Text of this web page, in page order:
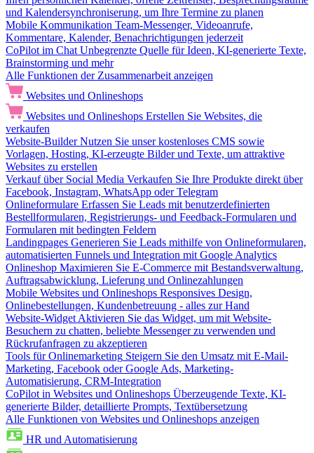
und Kalendersynchroniserung, um Ihre Termine zu planen
Mobile Kommunikation Team-Messenger, Videoanrufe,
Kommentare, Kalender, Benachrichtigungen jederzeit
CoPilot im Chat Unbegrenzte Quelle für Ideen, KI-generierte Texte,
Brainstorming und mehr
Alle Funktionen der Zusammenarbeit anzeigen
Websites und Onlineshops
Websites und Onlineshops Erstellen Sie Websites, die
verkaufen
Website-Builder Nutzen Sie unser kostenloses CMS sowie
Vorlagen, Hosting, KI-erzeugte Bilder und Texte, um attraktive
Websites zu erstellen
Verkauf über Social Media Verkaufen Sie Ihre Produkte direkt über
Facebook, Instagram, WhatsApp oder Telegram
Onlineformulare Erfassen Sie Leads mit benutzerdefinierten
Bestellformularen, Registrierungs- und Feedback-Formularen und
Formularen mit bedingten Feldern
Landingpages Generieren Sie Leads mithilfe von Onlineformularen,
automatisierten Funnels und Integration mit Google Analytics
Onlineshop Maximieren Sie E-Commerce mit Bestandsverwaltung,
Auftragsabwicklung, Lieferung und Onlinezahlungen
Mobile Websites und Onlineshops Responsives Design,
Onlinebestellungen, Kundenbetreuung - alles zur Hand
Website-Widget Aktivieren Sie das Widget, um mit Website-
Besuchern zu chatten, beliebte Messenger zu verwenden und
Rückrufanfragen zu akzeptieren
Tools für Onlinemarketing Steigern Sie den Umsatz mit E-Mail-
Marketing, Facebook oder Google Ads, Marketing-
Automatisierung, CRM-Integration
CoPilot in Websites und Onlineshops Überzeugende Texte, KI-
generierte Bilder, detaillierte Prompts, Textübersetzung
Alle Funktionen von Websites und Onlineshops anzeigen
HR und Automatisierung